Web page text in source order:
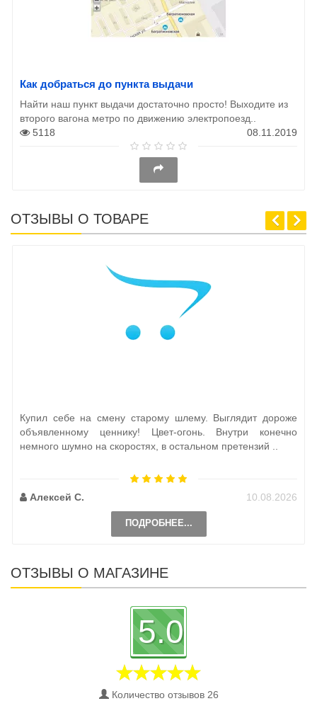
Как добраться до пункта выдачи
Найти наш пункт выдачи достаточно просто! Выходите из
второго вагона метро по движению электропоезд..
5118
08.11.2019
ОТЗЫВЫ О ТОВАРЕ
Купил себе на смену старому шлему. Выглядит дороже
объявленному ценнику! Цвет-огонь. Внутри конечно
немного шумно на скоростях, в остальном претензий ..
Алексей С. 10.08.2026
ПОДРОБНЕЕ...
ОТЗЫВЫ О МАГАЗИНЕ
5.0
Количество отзывов 26